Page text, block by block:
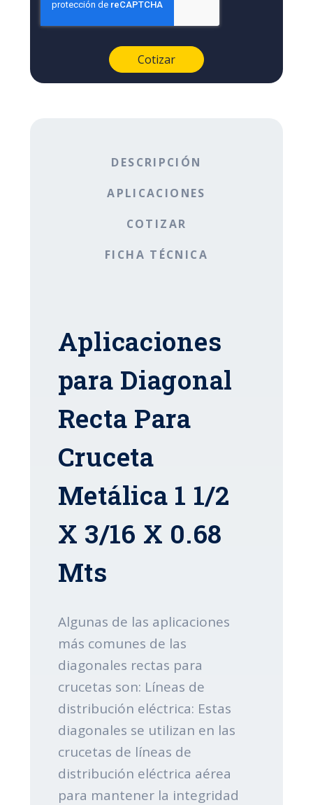
DESCRIPCIÓN
APLICACIONES
COTIZAR
FICHA TÉCNICA
Aplicaciones
para Diagonal
Recta Para
Cruceta
Metálica 1 1/2
X 3/16 X 0.68
Mts
Algunas de las aplicaciones
más comunes de las
diagonales rectas para
crucetas son: Líneas de
distribución eléctrica: Estas
diagonales se utilizan en las
crucetas de líneas de
distribución eléctrica aérea
para mantener la integridad